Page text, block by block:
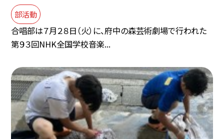
部活動
合唱部は７月２８日（火）に、府中の森芸術劇場で行われた
第９３回NHK全国学校音楽...